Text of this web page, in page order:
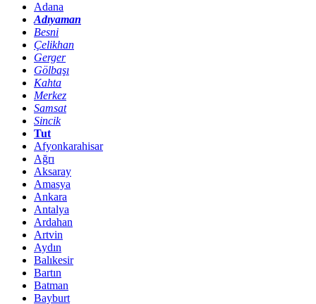
Adana
Adıyaman
Besni
Çelikhan
Gerger
Gölbaşı
Kahta
Merkez
Samsat
Sincik
Tut
Afyonkarahisar
Ağrı
Aksaray
Amasya
Ankara
Antalya
Ardahan
Artvin
Aydın
Balıkesir
Bartın
Batman
Bayburt